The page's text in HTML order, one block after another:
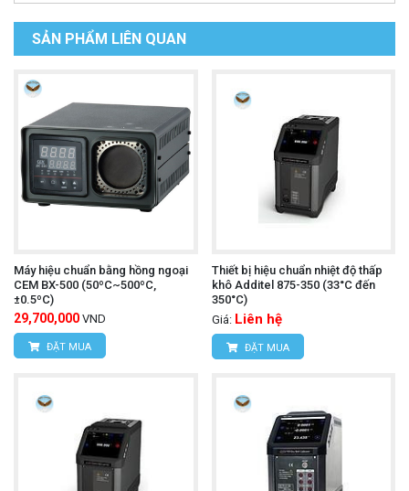
SẢN PHẨM LIÊN QUAN
Máy hiệu chuẩn bằng hồng ngoại
CEM BX-500 (50ºC~500ºC,
±0.5ºC)
29,700,000 VND
ĐẶT MUA
Thiết bị hiệu chuẩn nhiệt độ thấp
khô Additel 875-350 (33°C đến
350°C)
Giá: Liên hệ
ĐẶT MUA